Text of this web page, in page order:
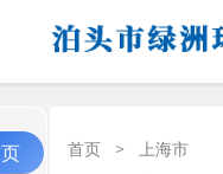
首页 > 上海市